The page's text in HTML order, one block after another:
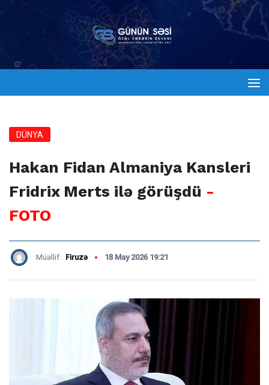
DÜNYA
Hakan Fidan Almaniya Kansleri
Fridrix Merts ilə görüşdü -
FOTO
Müəllif: Firuzə 18 May 2026 19:21